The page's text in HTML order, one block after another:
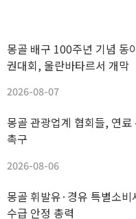
몽골 배구 100주년 기념 동
권대회, 울란바타르서 개막
2026-08-07
몽골 관광업계 협회들, 연료
촉구
2026-08-06
몽골 휘발유·경유 특별소
수급 안정 총력